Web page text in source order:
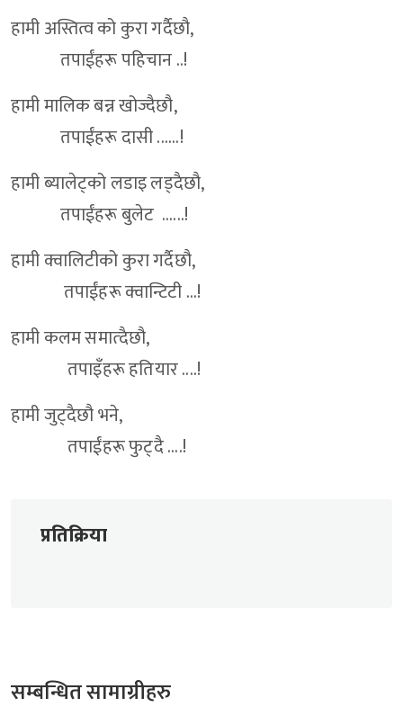
हामी अस्तित्व को कुरा गर्दैछौ,
तपाईंहरू पहिचान ..!
हामी मालिक बन्न खोज्दैछौ,
तपाईंहरू दासी ......!
हामी ब्यालेट्को लडाइ लड्दैछौ,
तपाईंहरू बुलेट ......!
हामी क्वालिटीको कुरा गर्दैछौ,
तपाईंहरू क्वान्टिटी ...!
हामी कलम समात्दैछौ,
तपाइँहरू हतियार ....!
हामी जुट्दैछौ भने,
तपाईंहरू फुट्दै ....!
प्रतिक्रिया
सम्बन्धित सामाग्रीहरु